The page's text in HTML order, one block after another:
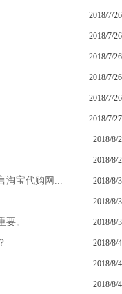
2018/7/26
2018/7/26
2018/7/26
2018/7/26
2018/7/26
2018/7/27
2018/8/2
2018/8/2
淘宝代购网... 2018/8/3
2018/8/3
。 2018/8/3
2018/8/4
2018/8/4
2018/8/4